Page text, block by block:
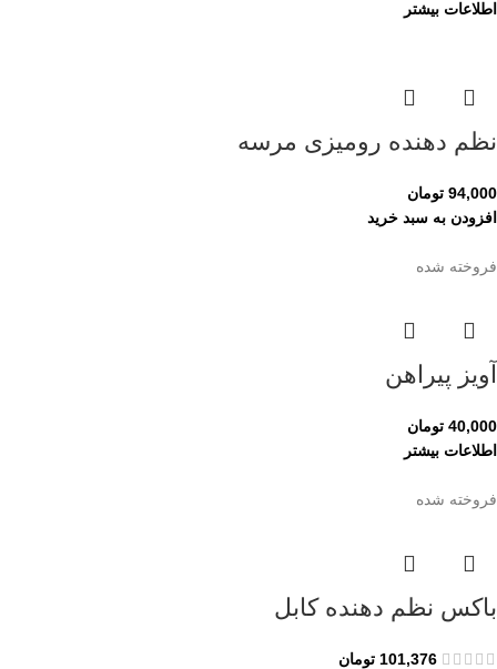
اطلاعات بیشتر
نظم دهنده رومیزی مرسه
94,000 تومان
افزودن به سبد خرید
فروخته شده
آویز پیراهن
40,000 تومان
اطلاعات بیشتر
فروخته شده
باکس نظم دهنده کابل
101,376 تومان